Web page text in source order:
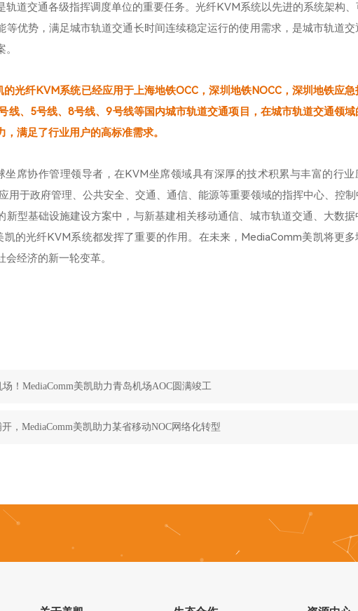
轨道交通各级指挥调度单位的重要任务。光纤KVM系统以先进的系统架构、
等优势，满足城市轨道交通长时间连续稳定运行的使用需求，是城市轨道
光纤KVM系统已经应用于上海地铁OCC，深圳地铁NOCC，深圳地铁应急
线、5号线、8号线、9号线等国内城市轨道交通项目，在城市轨道交通领域
满足了行业用户的高标准需求。
坐席协作管理领导者，在KVM坐席领域具有深厚的技术积累与丰富的行业
用于政府管理、公共安全、交通、通信、能源等重要领域的指挥中心、控
新型基础设施建设方案中，与新基建相关移动通信、城市轨道交通、大数
的光纤KVM系统都发挥了重要的作用。在未来，MediaComm美凯将更多
经济的新一轮变革。
！MediaComm美凯助力青岛机场AOC圆满竣工
，MediaComm美凯助力某省移动NOC网络化转型